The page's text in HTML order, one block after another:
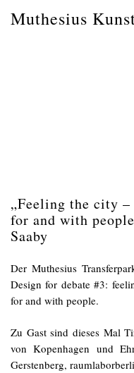
Muthesius
„Feeling the city
for and with
Saaby
Der Muthesius
Design for debate #3:
for and with people.
Zu Gast sind dieses Mal
von Kopenhagen und
Gerstenberg,